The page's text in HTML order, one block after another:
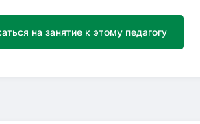
на занятие к этому педагогу